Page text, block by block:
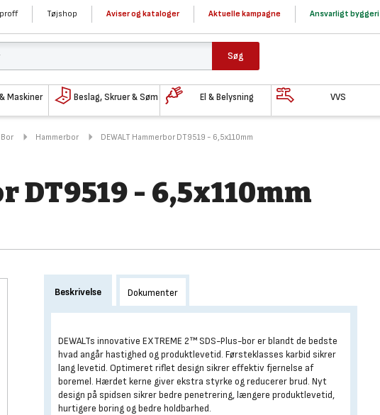
Tøjshop Aviser og kataloger Aktuelle kampagne Ansvarligt byggeri
Søg
Maskiner Beslag, Skruer & Søm El & Belysning VVS
Bor Hammerbor DEWALT Hammerbor DT9519 - 6,5x110mm
DT9519 - 6,5x110mm
Beskrivelse Dokumenter
DEWALTs innovative EXTREME 2™ SDS-Plus-bor er blandt de bedste
hvad angår hastighed og produktlevetid. Førsteklasses karbid sikrer
lang levetid. Optimeret riflet design sikrer effektiv fjernelse af
boremel. Hærdet kerne giver ekstra styrke og reducerer brud. Nyt
design på spidsen sikrer bedre penetrering, længere produktlevetid,
hurtigere boring og bedre holdbarhed.